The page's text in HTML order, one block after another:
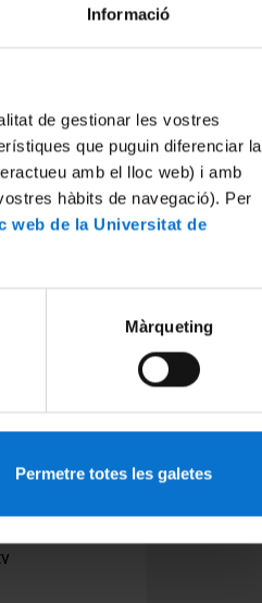
Informació
de gestionar les vostres
que puguin diferenciar la
amb el lloc web) i amb
hàbits de navegació). Per
web de la Universitat de
Màrqueting
Permetre totes les galetes
de TV3 a la
PEU 3